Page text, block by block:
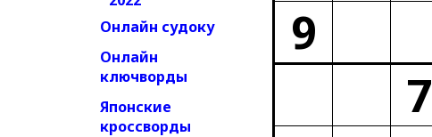
Онлайн судоку
Онлайн
ключворды
Японские
кроссворды
9
7